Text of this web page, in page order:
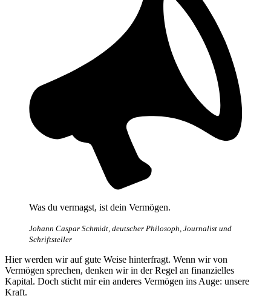
Was du vermagst, ist dein Vermögen.
Johann Caspar Schmidt, deutscher Philosoph, Journalist und
Schriftsteller
Hier werden wir auf gute Weise hinterfragt. Wenn wir von
Vermögen sprechen, denken wir in der Regel an finanzielles
Kapital. Doch sticht mir ein anderes Vermögen ins Auge: unsere
Kraft.